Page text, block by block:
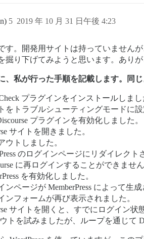
2019 年 10 月 31 日午後 4:23
5
す。開発用サイトは持っていません
掘り下げてみようと思います。ありが
、私が行った手順を記載します。同
プラグインをインストールしまし
をトラブルシューティングモードに設
プラグインを有効化しました。
サイトを開きました。
ウトしました。
のログインページにリダイレク
に再ログインすることができませ
を有効化しました。
ンページが MemberPress によって生
ンフォームが再び表示されました。
サイトを開くと、すでにログイン状
トを試みましたが、ループを通じて